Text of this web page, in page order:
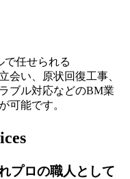
会い、原状回復工事、
ブル対応などのBM業
可能です。
プロの職人として